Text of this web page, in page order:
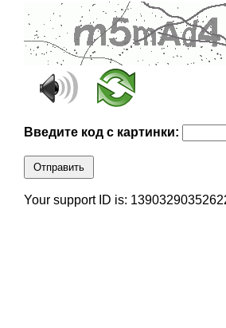
Введите код с картинки:
Отправить
Your support ID is: